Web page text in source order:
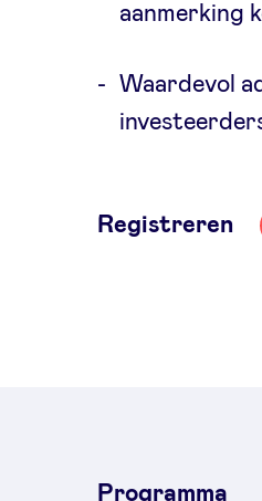
aanmerking
Waardevol
Registreren
Programma